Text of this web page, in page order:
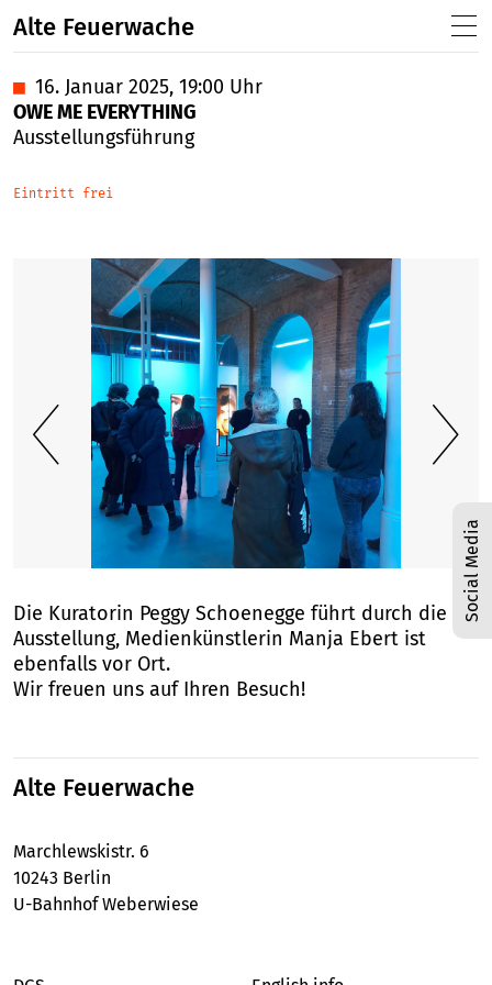
Alte Feuerwache
Social Media
■ 16. Januar 2025, 19:00 Uhr
OWE ME EVERYTHING
Ausstellungsführung
Eintritt frei
Die Kuratorin Peggy Schoenegge führt durch die
Ausstellung, Medienkünstlerin Manja Ebert ist
ebenfalls vor Ort.
Wir freuen uns auf Ihren Besuch!
Alte Feuerwache
Marchlewskistr. 6
10243 Berlin
U-Bahnhof Weberwiese